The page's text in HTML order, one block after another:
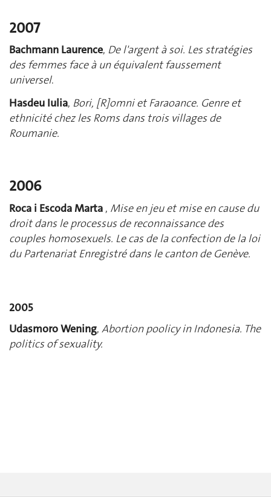
2007
Bachmann Laurence, De l'argent à soi. Les stratégies
des femmes face à un équivalent faussement
universel.
Hasdeu Iulia, Bori, [R]omni et Faraoance. Genre et
ethnicité chez les Roms dans trois villages de
Roumanie.
2006
Roca i EscodaMarta , Mise en jeu et mise en cause du
droit dans le processus de reconnaissance des
couples homosexuels. Le cas de la confection de la loi
du Partenariat Enregistré dans le canton de Genève.
2005
Udasmoro Wening, Abortion poolicy in Indonesia. The
politics of sexuality.